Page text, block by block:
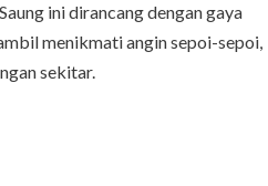
ini dirancang dengan gaya
menikmati angin sepoi-sepoi,
sekitar.